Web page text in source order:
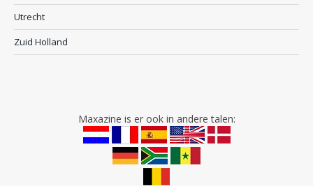
Utrecht
Zuid Holland
Maxazine is er ook in andere talen: